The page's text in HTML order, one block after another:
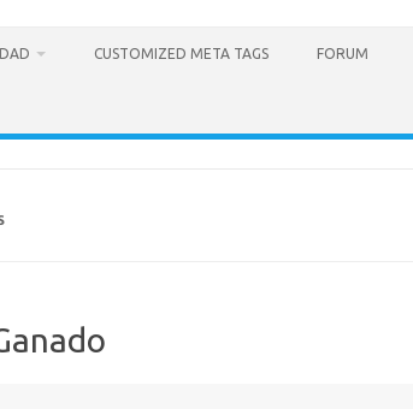
CUSTOMIZED META TAGS FORUM